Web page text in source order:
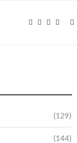
(129)
(144)